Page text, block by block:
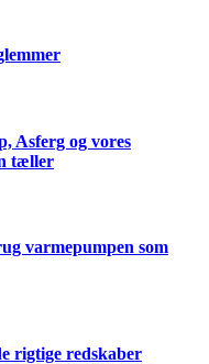
Asferg og vores
tæller
varmepumpen som
rigtige redskaber